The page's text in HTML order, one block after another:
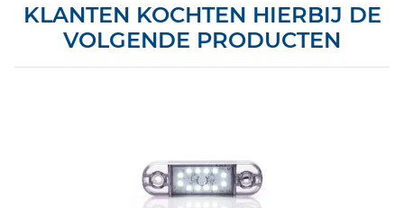
KLANTEN KOCHTEN HIERBIJ DE
VOLGENDE PRODUCTEN